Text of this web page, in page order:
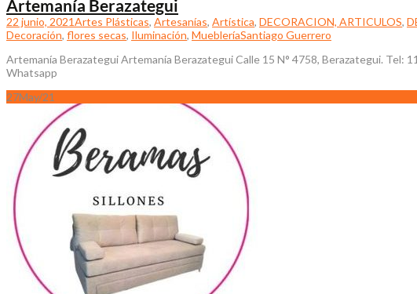
Artemanía Berazategui
22 junio, 2021Artes Plásticas, Artesanías, Artística, DECORACION, ARTICULOS,
Decoración, flores secas, Iluminación, MuebleríaSantiago Guerrero
Artemanía Berazategui Artemanía Berazategui Calle 15 N° 4758, Berazategui. Tel:
Whatsapp
27May/21